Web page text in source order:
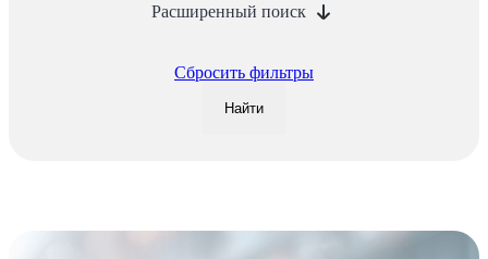
Расширенный поиск
Сбросить фильтры
Найти